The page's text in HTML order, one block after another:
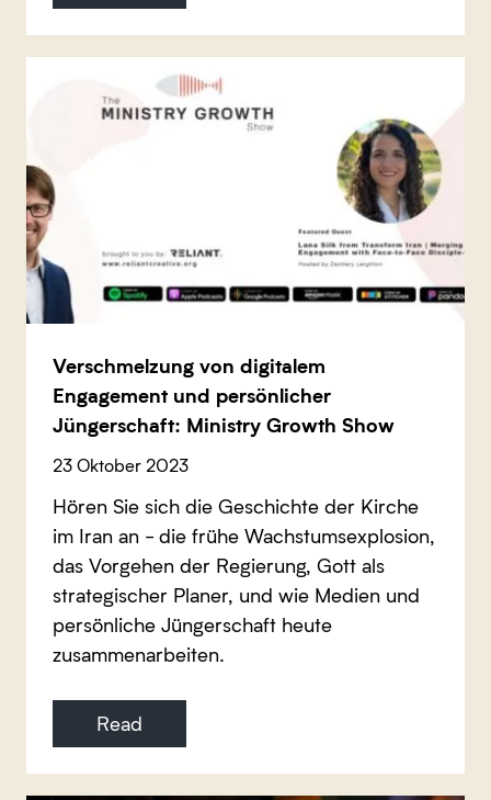
Verschmelzung von digitalem
Engagement und persönlicher
Jüngerschaft: Ministry Growth Show
23 Oktober 2023
Hören Sie sich die Geschichte der Kirche
im Iran an - die frühe Wachstumsexplosion,
das Vorgehen der Regierung, Gott als
strategischer Planer, und wie Medien und
persönliche Jüngerschaft heute
zusammenarbeiten.
Read